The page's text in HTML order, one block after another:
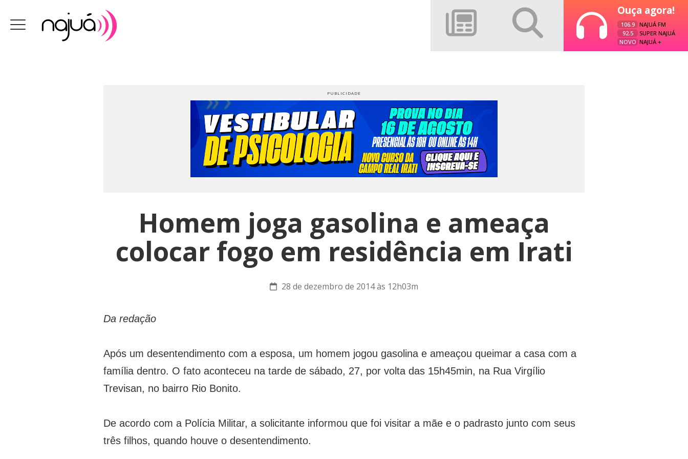
Ouça agora!
106.9
NAJUÁ FM
92.5
SUPER NAJUÁ
NOVO NAJUÁ +
Homem joga gasolina e ameaça
colocar fogo em residência em Irati
28 de dezembro de 2014 às 12h03m
Da redação
Após um desentendimento com a esposa, um homem jogou gasolina e ameaçou queimar a casa com a
família dentro. O fato aconteceu na tarde de sábado, 27, por volta das 15h45min, na Rua Virgílio
Trevisan, no bairro Rio Bonito.
De acordo com a Polícia Militar, a solicitante informou que foi visitar a mãe e o padrasto junto com seus
três filhos, quando houve o desentendimento.